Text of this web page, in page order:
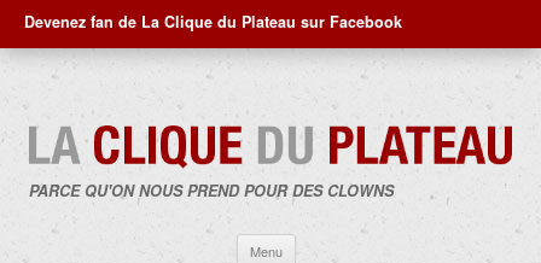
Devenez fan de La Clique du Plateau sur Facebook
PARCE QU'ON NOUS PREND POUR DES CLOWNS
Menu